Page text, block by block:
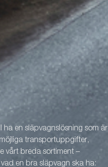
en släpvagnslösning som är
transportuppgifter,
vårt breda sortiment –
en bra släpvagn ska ha: